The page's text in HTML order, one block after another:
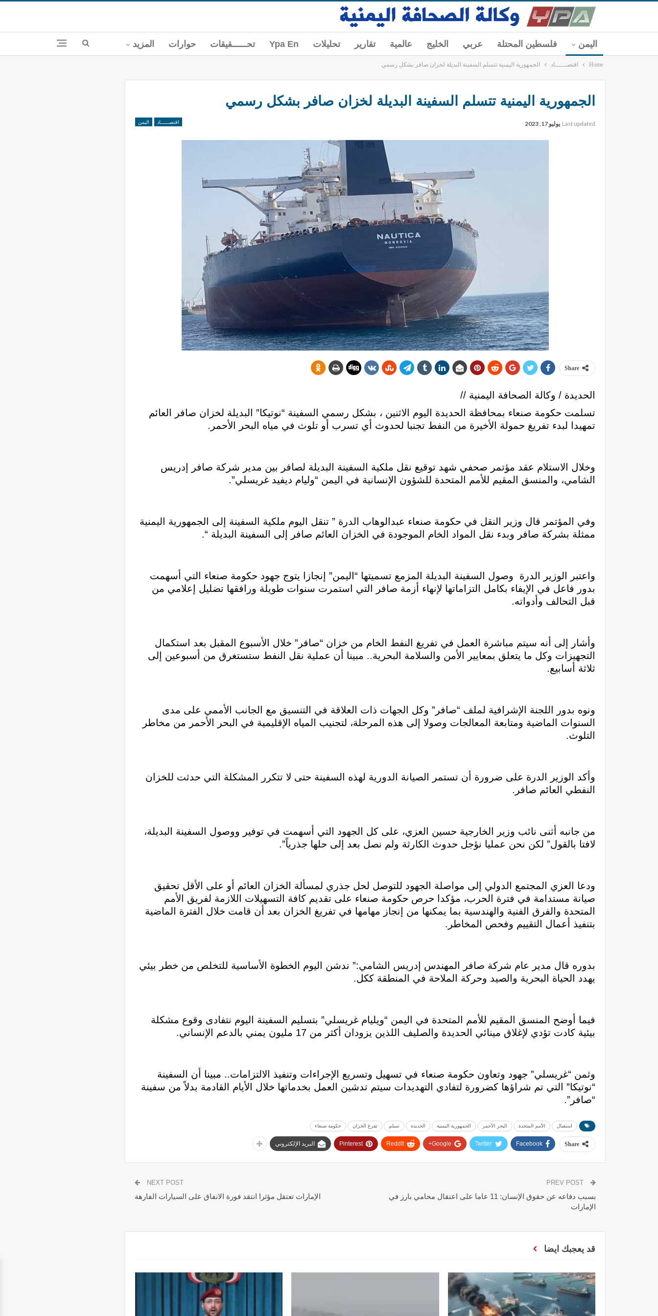
اليمن فلسطين المحتلة عربي الخليج عالمية تقارير تحليلات Ypa En تحــــــقيقات حوارات المزيد
Home اقتصــــــاد الجمهورية اليمنية تتسلم السفينة البديلة لخزان صافر بشكل رسمي
الجمهورية اليمنية تتسلم السفينة البديلة لخزان صافر بشكل رسمي
اقتصــــــاد اليمن Last updated يوليو 17, 2023
Share
الحديدة / وكالة الصحافة اليمنية //
تسلمت حكومة صنعاء بمحافظة الحديدة اليوم الاثنين ، بشكل رسمي السفينة “نوتيكا” البديلة لخزان صافر العائم
تمهيدا لبدء تفريغ حمولة الأخيرة من النفط تجنبا لحدوث أي تسرب أو تلوث في مياه البحر الأحمر.
وخلال الاستلام عقد مؤتمر صحفي شهد توقيع نقل ملكية السفينة البديلة لصافر بين مدير شركة صافر إدريس
الشامي، والمنسق المقيم للأمم المتحدة للشؤون الإنسانية في اليمن “وليام ديفيد غريسلي”.
وفي المؤتمر قال وزير النقل في حكومة صنعاء عبدالوهاب الدرة ” تنقل اليوم ملكية السفينة إلى الجمهورية اليمنية
ممثلة بشركة صافر وبدء نقل المواد الخام الموجودة في الخزان العائم صافر إلى السفينة البديلة “.
واعتبر الوزير الدرة وصول السفينة البديلة المزمع تسميتها “اليمن” إنجازا يتوج جهود حكومة صنعاء التي أسهمت
بدور فاعل في الإيفاء بكامل التزاماتها لإنهاء أزمة صافر التي استمرت سنوات طويلة ورافقها تضليل إعلامي من
قبل التحالف وأدواته.
وأشار إلى أنه سيتم مباشرة العمل في تفريغ النفط الخام من خزان “صافر” خلال الأسبوع المقبل بعد استكمال
التجهيزات وكل ما يتعلق بمعايير الأمن والسلامة البحرية.. مبينا أن عملية نقل النفط ستستغرق من أسبوعين إلى
ثلاثة أسابيع.
ونوه بدور اللجنة الإشرافية لملف “صافر” وكل الجهات ذات العلاقة في التنسيق مع الجانب الأممي على مدى
السنوات الماضية ومتابعة المعالجات وصولا إلى هذه المرحلة، لتجنيب المياه الإقليمية في البحر الأحمر من مخاطر
التلوث.
وأكد الوزير الدرة على ضرورة أن تستمر الصيانة الدورية لهذه السفينة حتى لا تتكرر المشكلة التي حدثت للخزان
النفطي العائم صافر.
من جانبه أثنى نائب وزير الخارجية حسين العزي، على كل الجهود التي أسهمت في توفير ووصول السفينة البديلة،
لافتا بالقول” لكن نحن عمليا نؤجل حدوث الكارثة ولم نصل بعد إلى حلها جذرياً”.
ودعا العزي المجتمع الدولي إلى مواصلة الجهود للتوصل لحل جذري لمسألة الخزان العائم أو على الأقل تحقيق
صيانة مستدامة في فترة الحرب، مؤكدا حرص حكومة صنعاء على تقديم كافة التسهيلات اللازمة لفريق الأمم
المتحدة والفرق الفنية والهندسية بما يمكنها من إنجاز مهامها في تفريغ الخزان بعد أن قامت خلال الفترة الماضية
بتنفيذ أعمال التقييم وفحص المخاطر.
بدوره قال مدير عام شركة صافر المهندس إدريس الشامي:” ندشن اليوم الخطوة الأساسية للتخلص من خطر بيئي
يهدد الحياة البحرية والصيد وحركة الملاحة في المنطقة ككل.
فيما أوضح المنسق المقيم للأمم المتحدة في اليمن “ويليام غريسلي” بتسليم السفينة اليوم نتفادى وقوع مشكلة
بيئية كادت تؤدي لإغلاق مينائي الحديدة والصليف اللذين يزودان أكثر من 17 مليون يمني بالدعم الإنساني.
وثمن “غريسلي” جهود وتعاون حكومة صنعاء في تسهيل وتسريع الإجراءات وتنفيذ الالتزامات.. مبينا أن السفينة
“نوتيكا” التي تم شراؤها كضرورة لتفادي التهديدات سيتم تدشين العمل بخدماتها خلال الأيام القادمة بدلاً من سفينة
“صافر”.
استقبال الأمم المتحدة البحر الأحمر الجمهورية اليمنية الحديدة تسلم تفرغ الخزان حكومة صنعاء
Share
Facebook
Twitter
Google+
ReddIt
Pinterest البريد الإلكتروني
بسبب دفاعه عن حقوق الإنسان: 11 عاما على اعتقال محامي بارز في
الإمارات
NEXT POST
الإمارات تعتقل مؤثرا انتقد فورة الانفاق على السيارات الفارهة
قد يعجبك ايضا